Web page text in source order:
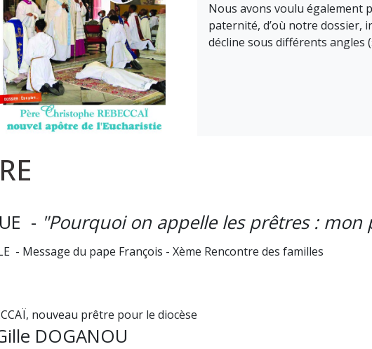
Nous avons voulu également
paternité, d’où notre dossier,
décline sous différents angles
- "Pourquoi on appelle les prêtres : mon
- Message du pape François - Xème Rencontre des familles
nouveau prêtre pour le diocèse
DOGANOU